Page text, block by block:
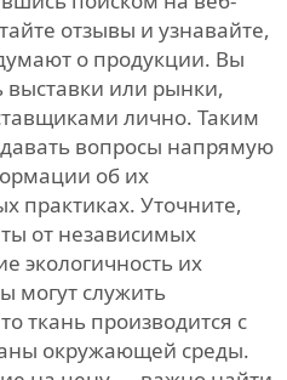
отзывы и узнавайте,
о продукции. Вы
или рынки,
лично. Таким
вопросы напрямую
об их
практиках. Уточните,
от независимых
экологичность их
могут служить
ткань производится с
окружающей среды.